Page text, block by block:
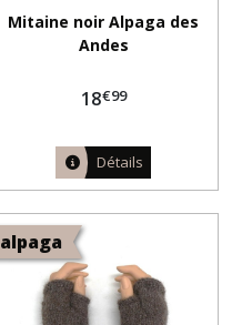
Mitaine noir Alpaga des
Andes
18€99
Détails
alpaga